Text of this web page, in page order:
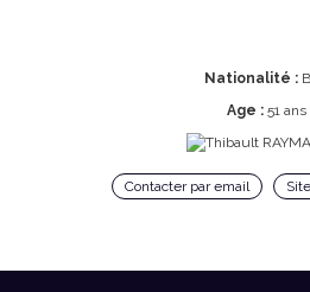
Nationalité :
Age :51 ans
Contacter par email Site